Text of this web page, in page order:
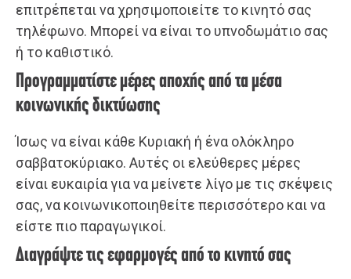
επιτρέπεται να χρησιμοποιείτε το κινητό σας
τηλέφωνο. Μπορεί να είναι το υπνοδωμάτιο σας
ή το καθιστικό.
Προγραμματίστε μέρες αποχής από τα μέσα
κοινωνικής δικτύωσης
Ίσως να είναι κάθε Κυριακή ή ένα ολόκληρο
σαββατοκύριακο. Αυτές οι ελεύθερες μέρες
είναι ευκαιρία για να μείνετε λίγο με τις σκέψεις
σας, να κοινωνικοποιηθείτε περισσότερο και να
είστε πιο παραγωγικοί.
Διαγράψτε τις εφαρμογές από το κινητό σας